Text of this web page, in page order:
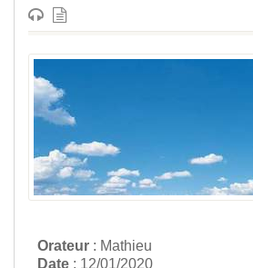
Orateur : Mathieu
Date : 12/01/2020